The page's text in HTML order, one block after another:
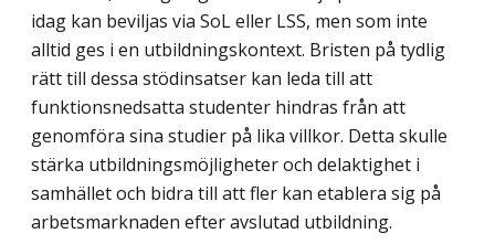
idag kan beviljas via SoL eller LSS, men som inte
alltid ges i en utbildningskontext. Bristen på tydlig
rätt till dessa stöd­insatser kan leda till att
funktionsnedsatta studenter hindras från att
genomföra sina studier på lika villkor. Detta skulle
stärka utbildningsmöjligheter och delaktighet i
samhället och bidra till att fler kan etablera sig på
arbetsmarknaden efter avslutad utbildning.